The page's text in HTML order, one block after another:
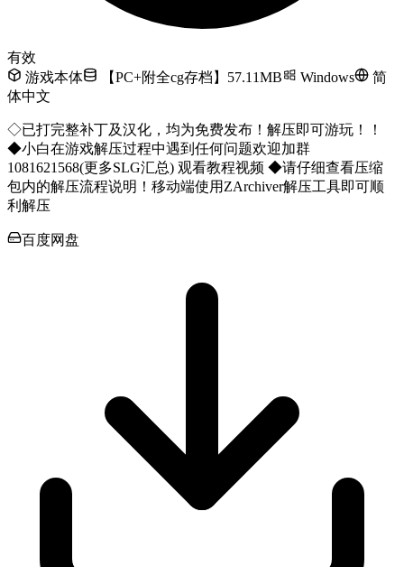
有效
游戏本体
【PC+附全cg存档】57.11MB Windows
简
体中文
◇已打完整补丁及汉化，均为免费发布！解压即可游玩！！
◆小白在游戏解压过程中遇到任何问题欢迎加群
1081621568(更多SLG汇总) 观看教程视频 ◆请仔细查看压缩
包内的解压流程说明！移动端使用ZArchiver解压工具即可顺
利解压
百度网盘